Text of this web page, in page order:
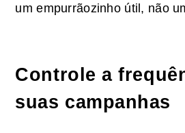
um empurrãozinho útil, não
Controle a
suas campanhas